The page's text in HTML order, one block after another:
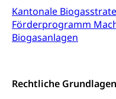
Kantonale
Förderprogramm
Biogasanlagen
Rechtliche Grundlagen
AHV-
IV-
Kultur und Medien
Archive und
Kulturelle